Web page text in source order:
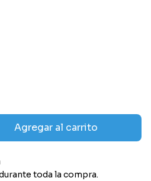
toda la compra.